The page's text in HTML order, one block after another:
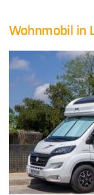
Wohnmobil in